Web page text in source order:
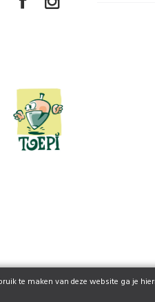
te maken van deze website ga je